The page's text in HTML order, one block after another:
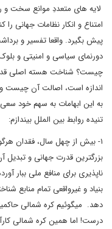
لایه های متعددِ موانع سخت و
امتناع و انکار نظامات جهانی را
پیش بگیرد. واقعا تفسیر و
دورنمای سیاسی و امنیتی و
چیست؟ شناخت هسته اصلی
اندازه است، اصالت آن چیست
به این ابهامات به سهم خود
تنیده روابط بین الملل بیندازم:
۱- بیش از چهل سال، فقدان
بزرگترین قدرت جهانی و
ناپذیری برای منافع ملی ببار
بنیاد و غیرواقعی تمام منابع
دهد. میگوئیم کره شمالی
درست! اما همین کره شمالی